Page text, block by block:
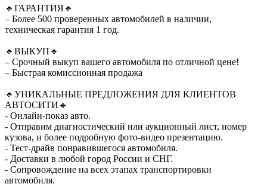
🔹ГАРАНТИЯ🔹
– Более 500 проверенных автомобилей в наличии,
техническая гарантия 1 год.
🔹ВЫКУП🔹
– Срочный выкуп вашего автомобиля по отличной цене!
– Быстрая комиссионная продажа
🔹УНИКАЛЬНЫЕ ПРЕДЛОЖЕНИЯ ДЛЯ КЛИЕНТОВ
АВТОСИТИ🔹
- Онлайн-показ авто.
- Отправим диагностический или аукционный лист, номер
кузова, и более подробную фото-видео презентацию.
- Тест-драйв понравившегося автомобиля.
- Доставки в любой город России и СНГ.
- Сопровождение на всех этапах транспортировки
автомобиля.